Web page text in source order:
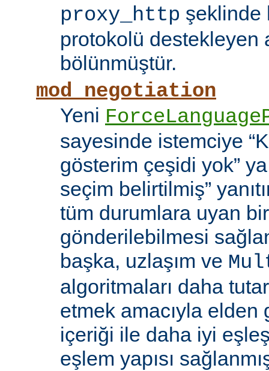
proxy_http şeklinde
protokolü destekleyen
bölünmüştür.
mod_negotiation
Yeni
sayesinde istemciye
gösterim çeşidi yok”
seçim belirtilmiş”
tüm durumlara uyan
gönderilebilmesi
başka, uzlaşım ve
algoritmaları daha
etmek amacıyla
içeriği ile daha iyi
eşlem yapısı